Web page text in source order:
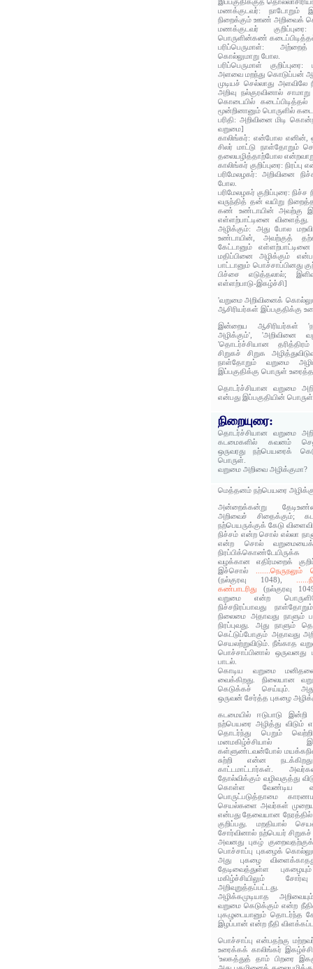
மணக்குடவர்: நாடோறும்
நிறைக்கும் ஊண் அறிவைக்
மணக்குடவர்
பொருளின்கண்
பரிப்பெருமாள்:
கொல்லுமாறு போல.
பரிப்பெருமாள்
அளவை மறந்து கொடுப்பன்
முடியச் செல்லாது அளவிலே
அறிவு நல்குரவினால்
கொடையில்
மூன்றினானும் பொருளில்
பரிதி: அறிவினை மிடி
வறுமை]
காலிங்கர்: என்போல எனின்,
சிலர் மாட்டு நாள்தோறும்
தலையழித்தாற்போல
காலிங்கர் குறிப்புரை: நிரப்பு
பரிமேலழகர்: அறிவினை
போல.
பரிமேலழகர் குறிப்புரை:
வருந்தித் தன் வயிறு
கண் உண்டாயின் அவற்கு
எள்ளற்பாட்டினை
அழிக்கும்: அது போல
உண்டாயின், அவற்குத்
கேட்டானும்
மதிப்பினை அழிக்கும்
பாட்டானும் பொச்சாப்பினது
பிச்சை எடுத்தலால்;
எள்ளற்பாடு-இகழ்ச்சி]
'வறுமை அறிவினைக்
ஆசிரியர்கள் இப்பகுதிக்கு
இன்றைய ஆசிரியர்கள்
அழிக்கும்', 'அறிவினை
'தொடர்ச்சியான
சிறுகச் சிறுக
நாள்தோறும் வறுமை
இப்பகுதிக்கு பொருள்
தொடர்ச்சியான வறுமை
என்பது இப்பகுதியின்
நிறையுரை:
தொடர்ச்சியான வறுமை
கடமைகளில் கவனம்
ஒருவரது நற்பெயரைக்
பொருள்.
வறுமை அறிவை அழிக்குமா?
மெத்தனம் நற்பெயரை
அன்றைக்கன்று
அறிவைச் சிதைக்கும்;
நற்பெயருக்குக் கேடு
நிச்சம் என்ற சொல் எல்லா
என்ற சொல் வறுமையைக்
வழக்கான எதிர்மறைக்
இச்சொல்
(நல்குரவு 1048),
கண்பாடரிது (நல்குரவு
வறுமை என்ற
நிச்சநிரப்பாவது
நிலைமை அதாவது நாளும்
நிரப்புவது. அது நாளும்
கெட்டுப்போகும் அதாவது
செயலற்றுவிடும். நீங்காத
பொச்சாப்பினால் ஒருவனது
பாடல்.
கொடிய வறுமை
வைக்கிறது. நிலையான
கெடுக்கச் செய்யும்.
ஒருவன் சேர்த்த புகழை
கடமையில் ஈடுபாடு இன்றி
நற்பெயரை அழித்து விடும்
தொடர்ந்து பெறும்
மனமகிழ்ச்சியால்
கள்ளுண்டவன்போல்
சுற்றி என்ன
காட்டமாட்டார்கள்.
தோல்விக்கும் வழிவகுத்து
கொள்ள வேண்டிய
பொருட்படுத்தாமை
செயல்களை அவர்கள்
என்பது தேவையான
குறிப்பது. மறதியால்
சோர்வினால் நற்பெயர்
அவனது புகழ்
பொச்சாப்பு புகழைக்
அது புகழை
தேடிவைத்துள்ள
மகிழ்ச்சியிலும்
அறிவுறுத்தப்பட்டது.
அழிக்கமுடியாத
வறுமை கெடுக்கும் என்ற
புகழுடையானும் தொடர்ந்த
இழப்பான் என்ற நீதி
பொச்சாப்பு என்பதற்கு
உரைக்கக் காலிங்கர்
'உலகத்துத் தாம் பிறரை